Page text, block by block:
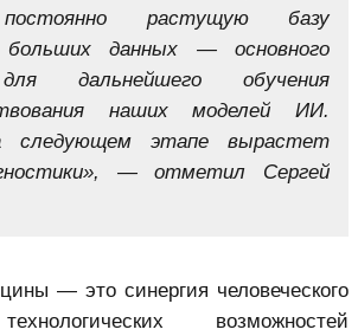
растущую базу
больших данных — основного
дальнейшего обучения
наших моделей ИИ.
следующем этапе вырастет
— отметил Сергей
— это синергия человеческого
возможностей